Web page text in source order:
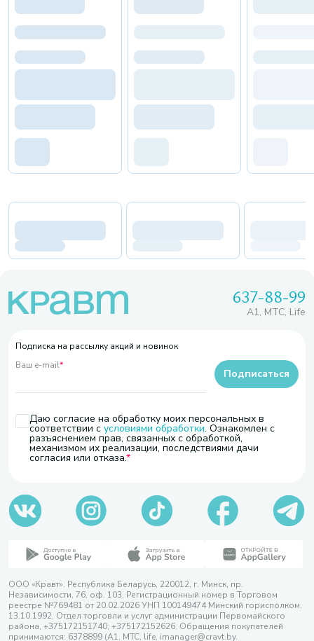
637-88-99
A1, МТС, Life
Подписка на рассылку акций и новинок
Ваш e-mail*
Даю согласие на обработку моих персональных в
соответствии с условиями обработки. Ознакомлен с
разъяснением прав, связанных с обработкой,
механизмом их реализации, последствиями дачи
согласия или отказа.
Подписаться
ООО «Кравт». Республика Беларусь, 220012, г. Минск, пр.
Независимости, 76, оф. 103. Регистрационный номер в Торговом
реестре №769481 от 20.02.2026 УНП 100149474 Минский горисполком,
13.10.1992. Отдел торговли и услуг администрации Первомайского
района, +375172151740; +375172152626. Обращения покупателей
принимаются: 6378899 (А1, МТС, life, imanager@cravt.by.